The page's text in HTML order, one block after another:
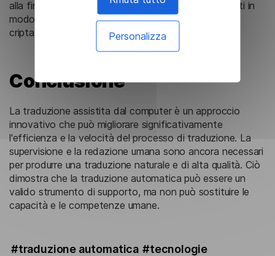
Personalizza
alla fine del lavoro. I server dell'azienda sono protetti in
modo sicuro e l'accesso avviene solo tramite chiavi
criptate.
Conclusione
La traduzione assistita dal computer è un approccio
innovativo che può migliorare significativamente
l'efficienza e la velocità del processo di traduzione. La
supervisione e la redazione umana sono ancora necessari
per produrre una traduzione naturale e di alta qualità. Ciò
dimostra che la traduzione automatica può essere un
valido strumento di supporto, ma non può sostituire le
capacità e le competenze umane.
#traduzione automatica #tecnologie